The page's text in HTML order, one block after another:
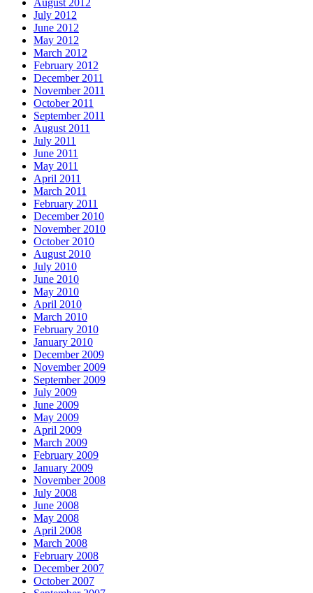
August 2012
July 2012
June 2012
May 2012
March 2012
February 2012
December 2011
November 2011
October 2011
September 2011
August 2011
July 2011
June 2011
May 2011
April 2011
March 2011
February 2011
December 2010
November 2010
October 2010
August 2010
July 2010
June 2010
May 2010
April 2010
March 2010
February 2010
January 2010
December 2009
November 2009
September 2009
July 2009
June 2009
May 2009
April 2009
March 2009
February 2009
January 2009
November 2008
July 2008
June 2008
May 2008
April 2008
March 2008
February 2008
December 2007
October 2007